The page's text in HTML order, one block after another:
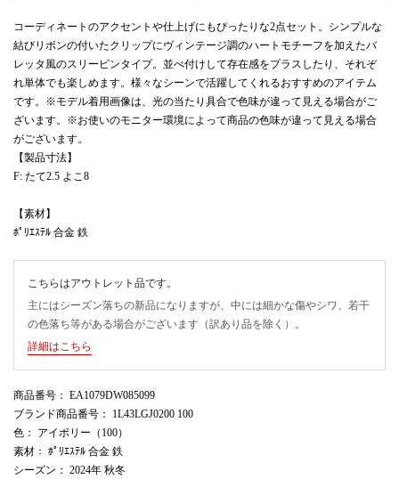
コーディネートのアクセントや仕上げにもぴったりな2点セット。シンプルな
結びリボンの付いたクリップにヴィンテージ調のハートモチーフを加えたバ
レッタ風のスリーピンタイプ。並べ付けして存在感をプラスしたり、それぞ
れ単体でも楽しめます。様々なシーンで活躍してくれるおすすめのアイテム
です。※モデル着用画像は、光の当たり具合で色味が違って見える場合がご
ざいます。※お使いのモニター環境によって商品の色味が違って見える場合
がございます。
【製品寸法】
F: たて2.5 よこ8
【素材】
ﾎﾟﾘｴｽﾃﾙ 合金 鉄
こちらはアウトレット品です。
主にはシーズン落ちの新品になりますが、中には細かな傷やシワ、若干
の色落ち等がある場合がございます（訳あり品を除く）。
詳細はこちら
商品番号 ： EA1079DW085099
ブランド商品番号 ： 1L43LGJ0200 100
色 ： アイボリー（100）
素材 ： ﾎﾟﾘｴｽﾃﾙ 合金 鉄
シーズン ： 2024年 秋冬